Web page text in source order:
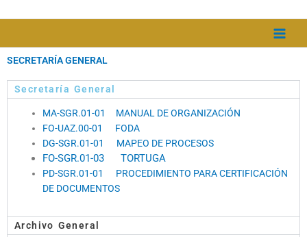
al
SECRETARÍA GENERAL
Secretaría General
MA-SGR.01-01 MANUAL DE ORGANIZACIÓN
FO-UAZ.00-01 FODA
DG-SGR.01-01 MAPEO DE PROCESOS
FO-SGR.01-03 TORTUGA
PD-SGR.01-01 PROCEDIMIENTO PARA CERTIFICACIÓN
DE DOCUMENTOS
Archivo General